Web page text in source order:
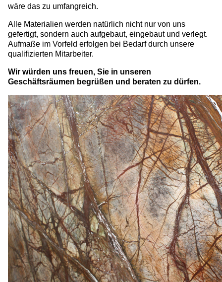
wäre das zu umfangreich.
Alle Materialien werden natürlich nicht nur von uns
gefertigt, sondern auch aufgebaut, eingebaut und verlegt.
Aufmaße im Vorfeld erfolgen bei Bedarf durch unsere
qualifizierten Mitarbeiter.
Wir würden uns freuen, Sie in unseren
Geschäftsräumen begrüßen und beraten zu dürfen.